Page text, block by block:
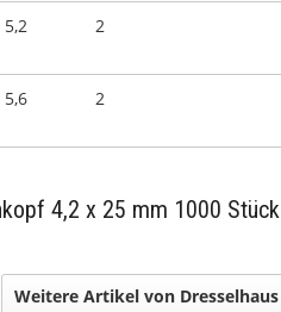
5,2 2
5,6 2
4,2 x 25 mm 1000 Stück
Weitere Artikel von Dresselhaus